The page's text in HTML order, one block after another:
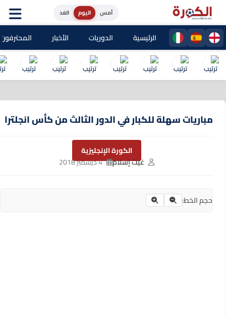
اليوم الغد
الرئيسية الدوريات الأخبار المحترفون
مباريات سهلة للكبار في الدور الثالث من كأس انجلترا
الكورة الإنجليزية
غيث إسلام
4 ديسمبر 2018
حجم الخط: